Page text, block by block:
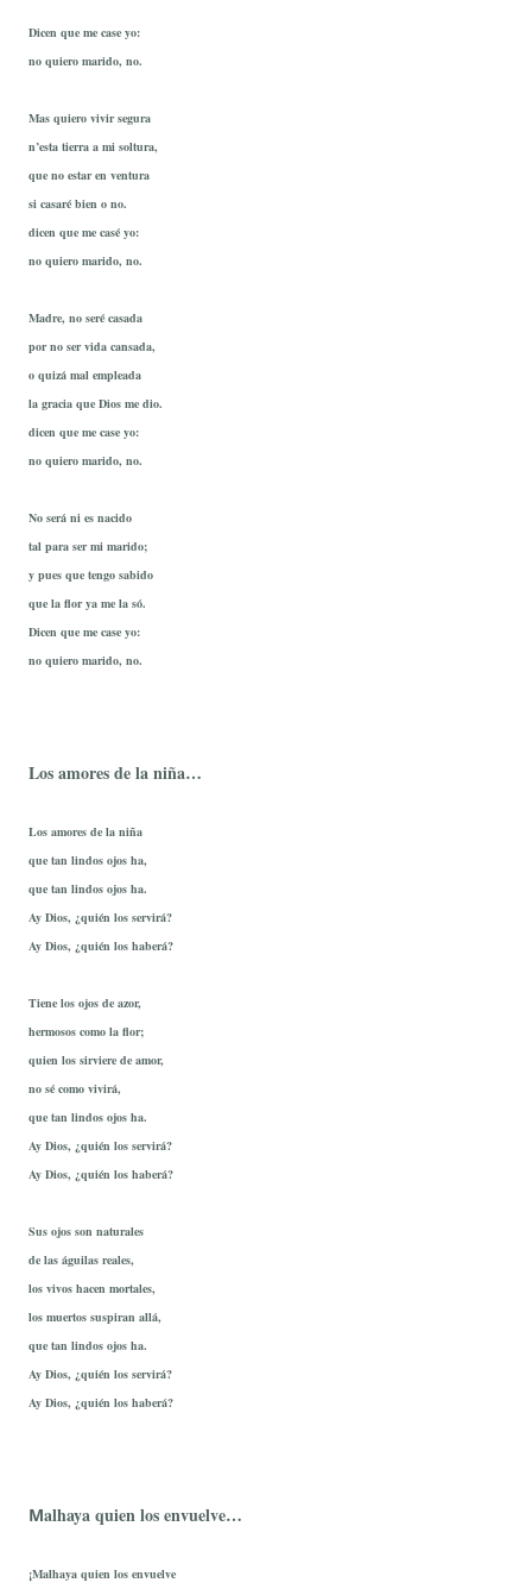
Dicen que me case yo:
no quiero marido, no.
Mas quiero vivir segura
n’esta tierra a mi soltura,
que no estar en ventura
si casaré bien o no.
dicen que me casé yo:
no quiero marido, no.
Madre, no seré casada
por no ser vida cansada,
o quizá mal empleada
la gracia que Dios me dio.
dicen que me case yo:
no quiero marido, no.
No será ni es nacido
tal para ser mi marido;
y pues que tengo sabido
que la flor ya me la só.
Dicen que me case yo:
no quiero marido, no.
Los amores de la niña…
Los amores de la niña
que tan lindos ojos ha,
que tan lindos ojos ha.
Ay Dios, ¿quién los servirá?
Ay Dios, ¿quién los haberá?
Tiene los ojos de azor,
hermosos como la flor;
quien los sirviere de amor,
no sé como vivirá,
que tan lindos ojos ha.
Ay Dios, ¿quién los servirá?
Ay Dios, ¿quién los haberá?
Sus ojos son naturales
de las águilas reales,
los vivos hacen mortales,
los muertos suspiran allá,
que tan lindos ojos ha.
Ay Dios, ¿quién los servirá?
Ay Dios, ¿quién los haberá?
Malhaya quien los envuelve…
¡Malhaya quien los envuelve